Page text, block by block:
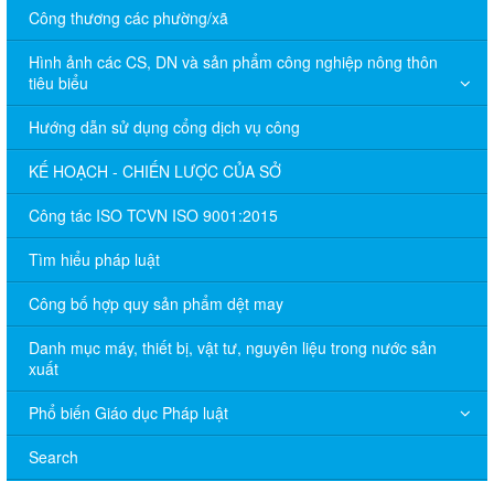
Công thương các phường/xã
Hình ảnh các CS, DN và sản phẩm công nghiệp nông thôn
tiêu biểu
Hướng dẫn sử dụng cổng dịch vụ công
KẾ HOẠCH - CHIẾN LƯỢC CỦA SỞ
Công tác ISO TCVN ISO 9001:2015
Tìm hiểu pháp luật
Công bố hợp quy sản phẩm dệt may
Danh mục máy, thiết bị, vật tư, nguyên liệu trong nước sản
xuất
Phổ biến Giáo dục Pháp luật
Search